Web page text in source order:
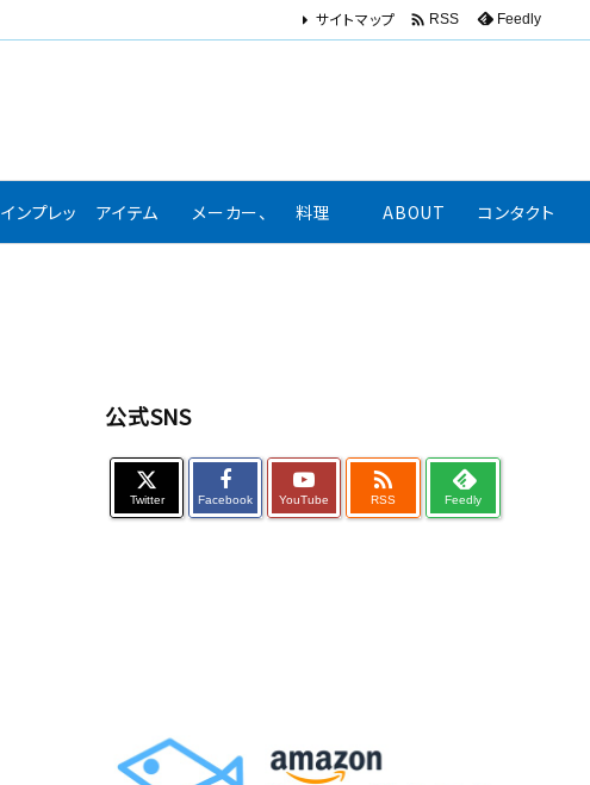
インプレッション、口コミ
アイテム メーカー、著名人リンク集
料理 ABOUT コンタクト
サイトマップ  RSS Feedly
公式SNS
Twitter Facebook YouTube

RSS Feedly